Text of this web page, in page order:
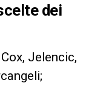
dei
Jelencic,